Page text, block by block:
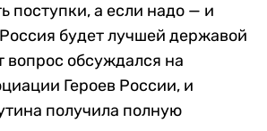
поступки, а если надо — и
будет лучшей державой
вопрос обсуждался на
Героев России, и
получила полную